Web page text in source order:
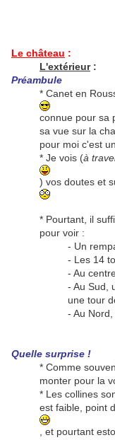
Le château :
L'extérieur:
Préambule
* Canet en
connue pour sa
sa vue sur la
pour moi c'est
* Je vois (à
) vos doutes et
* Pourtant, il
pour voir :
- Un
- Les 14
- Au
- Au Sud,
une tour
- Au
Quelle surprise !
* Comme
monter pour la
* Les collines
est faible, point
, et pourtant